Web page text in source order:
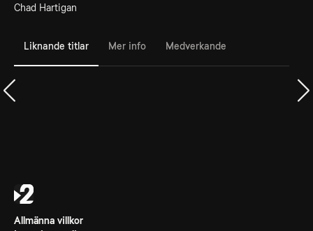
Chad Hartigan
Liknande titlar Mer info Medverkande
Allmänna villkor